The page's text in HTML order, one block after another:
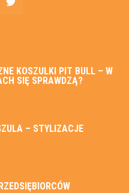
KOSZULKI PIT BULL – W
SIĘ SPRAWDZĄ?
– STYLIZACJE